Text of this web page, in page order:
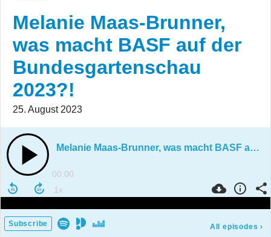
Melanie Maas-Brunner,
was macht BASF auf der
Bundesgartenschau
2023?!
25. August 2023
Melanie Maas-Brunner, was macht BASF auf der Bundesgartenschau 2023?!
00:00
Subscribe All episodes ›